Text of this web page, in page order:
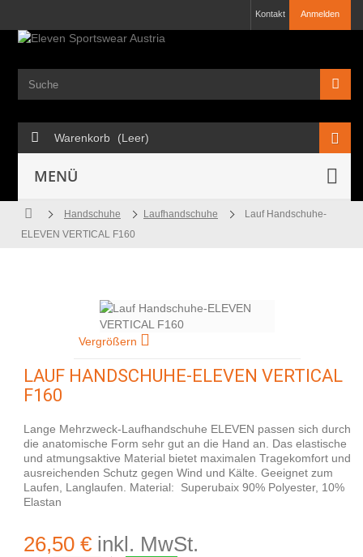
Anmelden
Kontakt
Warenkorb (Leer)
MENÜ
Handschuhe Laufhandschuhe
Lauf Handschuhe-
ELEVEN VERTICAL F160
Vergrößern
LAUF HANDSCHUHE-ELEVEN VERTICAL
F160
Lange Mehrzweck-Laufhandschuhe ELEVEN passen sich durch
die anatomische Form sehr gut an die Hand an. Das elastische
und atmungsaktive Material bietet maximalen Tragekomfort und
ausreichenden Schutz gegen Wind und Kälte. Geeignet zum
Laufen, Langlaufen. Material: Superubaix 90% Polyester, 10%
Elastan
26,50 € inkl. MwSt.